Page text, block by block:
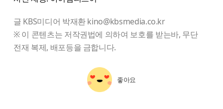
글 KBS미디어 박재환 kino@kbsmedia.co.kr
※ 이 콘텐츠는 저작권법에 의하여 보호를 받는바, 무단
전재 복제, 배포등을 금합니다.
좋아요